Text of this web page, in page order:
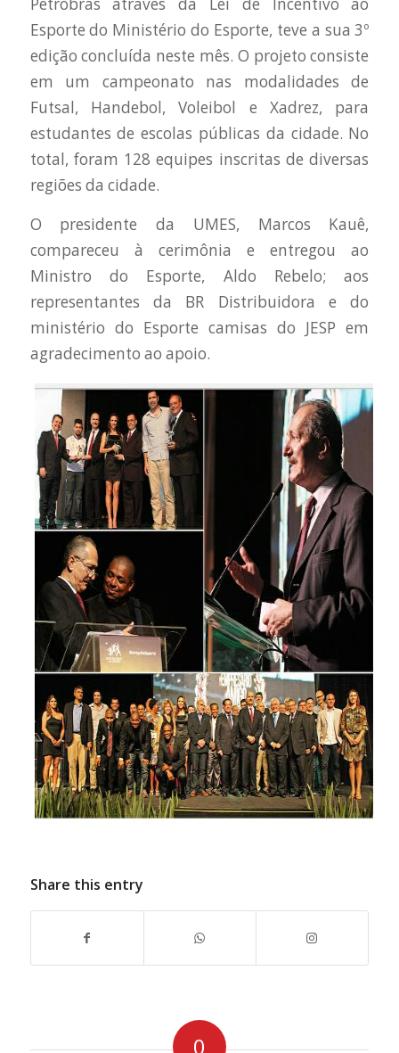
Esporte do Ministério do Esporte, teve a sua 3º
edição concluída neste mês. O projeto consiste
em um campeonato nas modalidades de
Futsal, Handebol, Voleibol e Xadrez, para
estudantes de escolas públicas da cidade. No
total, foram 128 equipes inscritas de diversas
regiões da cidade.
O presidente da UMES, Marcos Kauê,
compareceu à cerimônia e entregou ao
Ministro do Esporte, Aldo Rebelo; aos
representantes da BR Distribuidora e do
ministério do Esporte camisas do JESP em
agradecimento ao apoio.
Share this entry
0